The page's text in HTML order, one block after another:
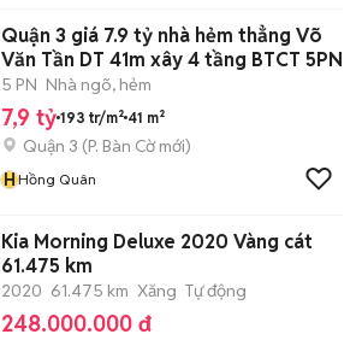
Quận 3 giá 7.9 tỷ nhà hẻm thẳng Võ
Văn Tần DT 41m xây 4 tầng BTCT 5PN
5 PN Nhà ngõ, hẻm
7,9 tỷ 193 tr/m² 41 m²
Quận 3 (P. Bàn Cờmới)
HHồng Quân
Kia Morning Deluxe 2020 Vàng cát
61.475 km
2020 61.475 km Xăng Tự động
248.000.000 đ